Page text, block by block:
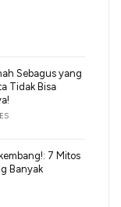
Sebagus yang
Tidak Bisa
7 Mitos
Banyak